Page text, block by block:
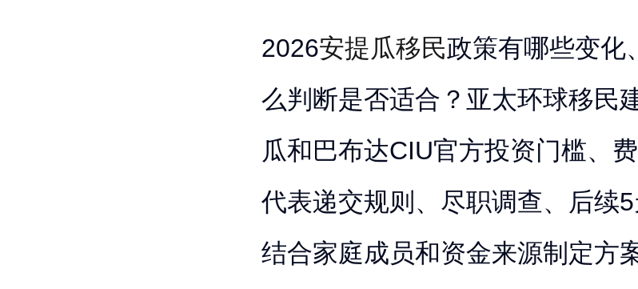
2026安提瓜移民政策有哪些变化
么判断是否适合？亚太环球移民
瓜和巴布达CIU官方投资门槛、
代表递交规则、尽职调查、后续
结合家庭成员和资金来源制定方